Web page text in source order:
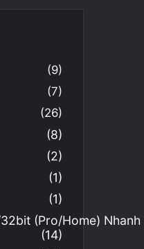
(9)
(7)
(26)
(8)
(2)
(1)
(1)
(Pro/Home)
(14)